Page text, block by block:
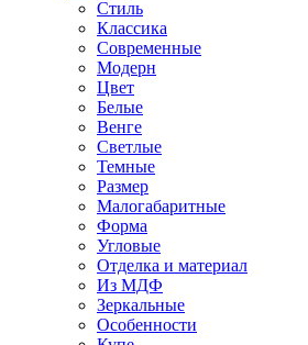
Стиль
Классика
Современные
Модерн
Цвет
Белые
Венге
Светлые
Темные
Размер
Малогабаритные
Форма
Угловые
Отделка и материал
Из МДФ
Зеркальные
Особенности